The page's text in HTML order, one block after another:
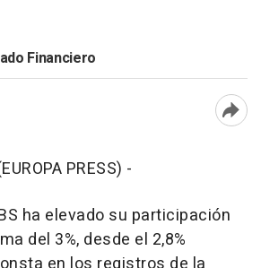
Financiero
PRESS) -
ha elevado su participación
del 3%, desde el 2,8%